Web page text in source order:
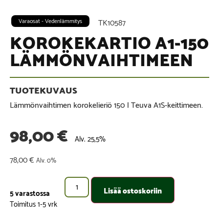
TK10587
Varaosat - Vedenlämmitys
KOROKEKARTIO A1-150
LÄMMÖNVAIHTIMEEN
Lämmönvaihtimen korokelieriö 150 l Teuva A1S-keittimeen.
98,00€ Alv. 25,5%
78,00€ Alv. 0%
5 varastossa Lisää ostoskoriin